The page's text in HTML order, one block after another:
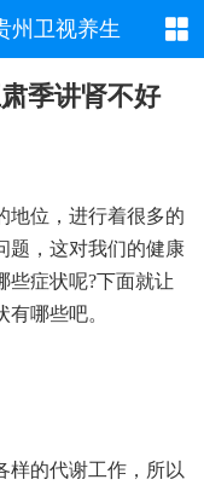
州卫视养生
季讲肾不好
地位，进行着很多的
题，这对我们的健康
些症状呢?下面就让
哪些吧。
样的代谢工作，所以